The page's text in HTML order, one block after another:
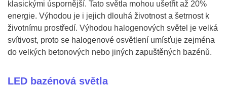
klasickými úspornější. Tato světla mohou ušetřit až 20%
energie. Výhodou je i jejich dlouhá životnost a šetrnost k
životnímu prostředí. Výhodou halogenových světel je velká
svítivost, proto se halogenové osvětlení umísťuje zejména
do velkých betonových nebo jiných zapuštěných bazénů.
LED bazénová světla